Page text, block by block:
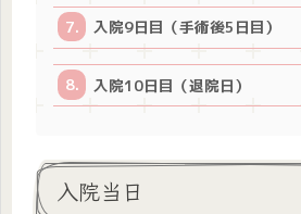
入院9日目（手術後5日目）
入院10日目（退院日）
入院当日